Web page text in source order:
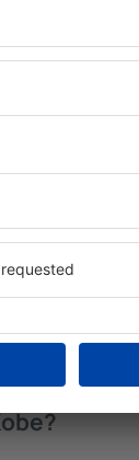
Ce fel de
în Kobe
oaspeți. Cele
SPA, mini bar/
zonă de
zonă. Unele
Uneori, acestea
Kobe.
costă o